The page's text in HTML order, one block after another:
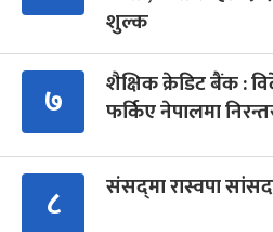
शुल्क
७
शैक्षिक क्रेडिट बैंक :
फर्किए नेपालमा
८ संसद्‍मा रास्वपा